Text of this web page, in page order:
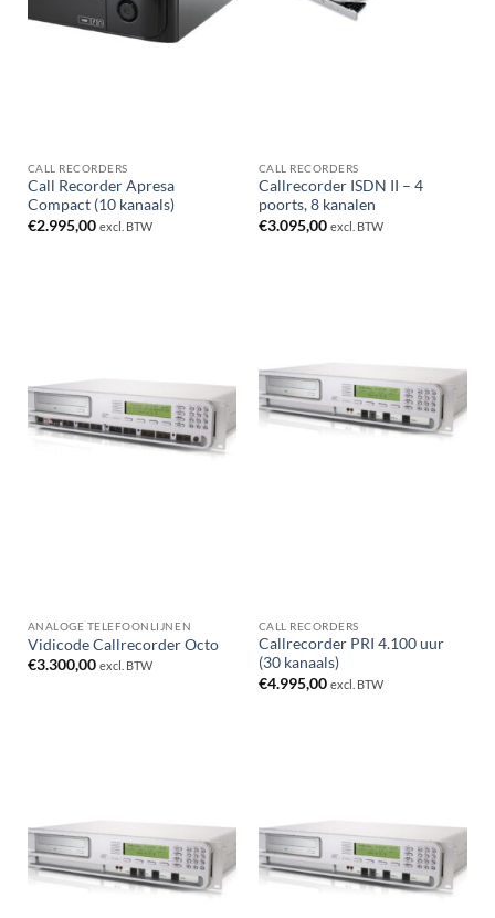
CALL RECORDERS
Call Recorder Apresa
Compact (10 kanaals)
€2.995,00 excl. BTW
CALL RECORDERS
Callrecorder ISDN II – 4
poorts, 8 kanalen
€3.095,00 excl. BTW
ANALOGE TELEFOONLIJNEN
Vidicode Callrecorder Octo
€3.300,00 excl. BTW
CALL RECORDERS
Callrecorder PRI 4.100 uur
(30 kanaals)
€4.995,00 excl. BTW